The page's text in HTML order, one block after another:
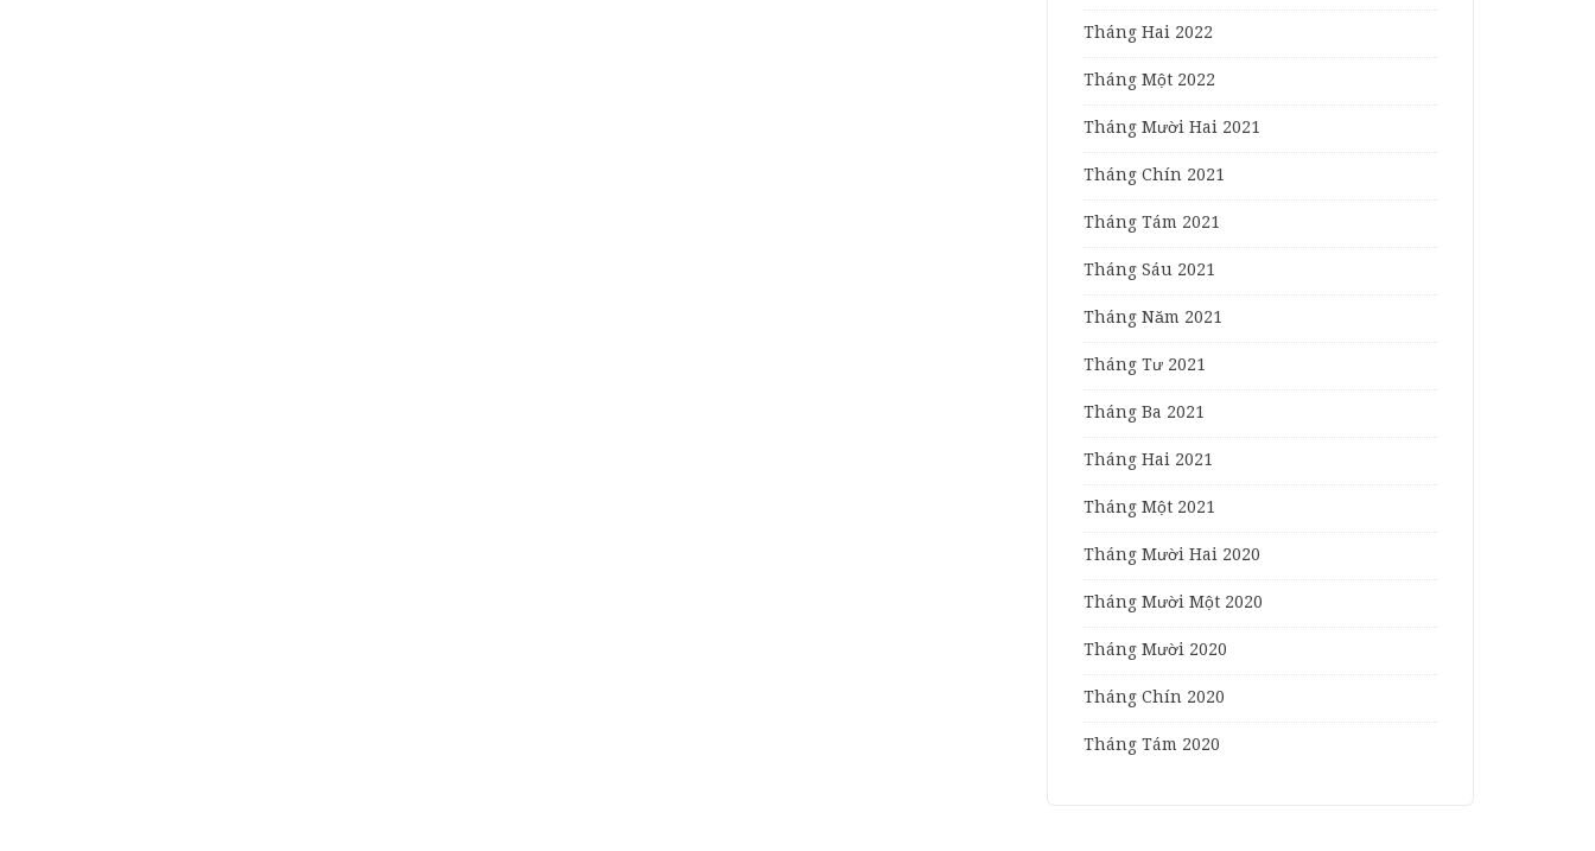
Tháng Hai 2022
Tháng Một 2022
Tháng Mười Hai 2021
Tháng Chín 2021
Tháng Tám 2021
Tháng Sáu 2021
Tháng Năm 2021
Tháng Tư 2021
Tháng Ba 2021
Tháng Hai 2021
Tháng Một 2021
Tháng Mười Hai 2020
Tháng Mười Một 2020
Tháng Mười 2020
Tháng Chín 2020
Tháng Tám 2020